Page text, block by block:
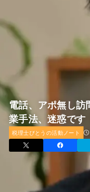
電話、アポ無し訪
業手法、迷惑です
税理士びとうの活動ノート